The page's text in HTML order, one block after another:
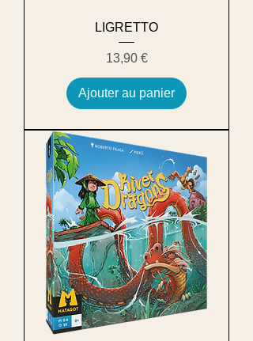
LIGRETTO
Prix
13,90 €
Ajouter au panier